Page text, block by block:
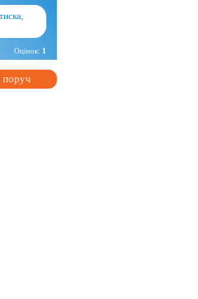
Оцінок: 1
поруч